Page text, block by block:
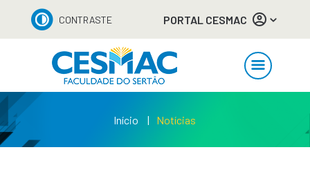
CONTRASTE PORTAL CESMAC
Início Notícias